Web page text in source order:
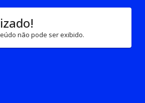
não pode ser exibido.